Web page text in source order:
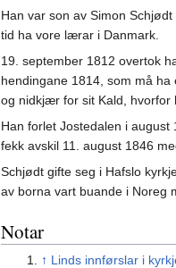
til
navigering
til
søk
Han var son av Simon
tid ha vore lærar i Danmark.
19. september 1812 overtok
hendingane 1814, som må ha
og nidkjær for sit Kald, hvorfor
Han forlet Jostedalen i
fekk avskil 11. august 1846
Schjødt gifte seg i Hafslo
av borna vart buande i Noreg
Notar
↑ Linds innførslar i